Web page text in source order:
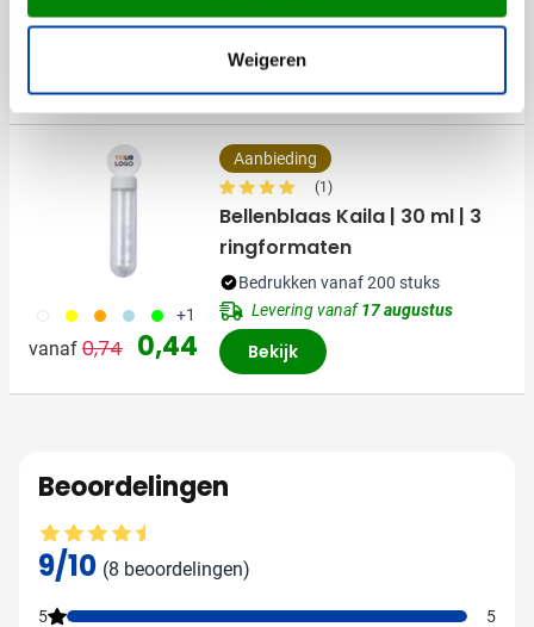
Weigeren
001002005007019
Bedrukken vanaf 100 stuks
002 006 007 018 019 +1
vanaf Normale prijs
0,74 Speciale prijs
0,44
Aanbieding
(1)
Bellenblaas Kaila | 30 ml | 3
ringformaten
Bedrukken vanaf 200 stuks
Levering vanaf17 augustus
Bekijk
Beoordelingen
Gemiddelde beoordeling: 9 van 10
9/10 (8 beoordelingen)
5
5